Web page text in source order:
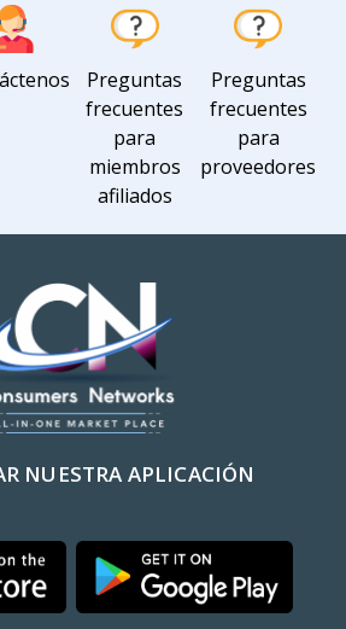
Preguntas
frecuentes
para
miembros
afiliados
Preguntas
frecuentes
para
proveedores
NUESTRA APLICACIÓN